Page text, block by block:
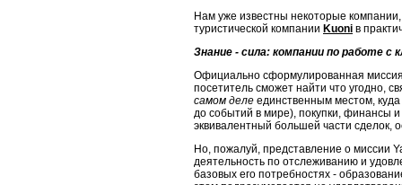
Нам уже известны некоторые
туристической компа­нии Kuoni в
Знание - сила: компании по работе с
Официально сформулированная
посетитель сможет найти что угод­но,
самом деле единственным местом, куда
до событий в мире), покупки, финансы
эквивалентный большей части
Но, пожалуй, представление о миссии
деятельность по отслеживанию и
базовых его потребностях -